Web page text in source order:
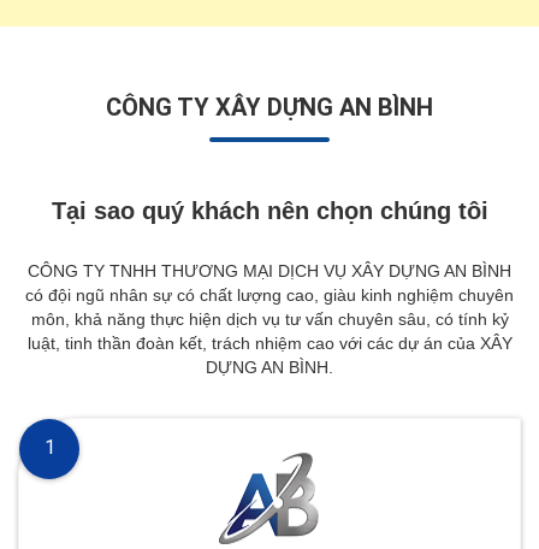
CÔNG TY XÂY DỰNG AN BÌNH
Tại sao quý khách nên chọn chúng tôi
CÔNG TY TNHH THƯƠNG MẠI DỊCH VỤ XÂY DỰNG AN BÌNH
có đội ngũ nhân sự có chất lượng cao, giàu kinh nghiệm chuyên
môn, khả năng thực hiện dịch vụ tư vấn chuyên sâu, có tính kỷ
luật, tinh thần đoàn kết, trách nhiệm cao với các dự án của XÂY
DỰNG AN BÌNH.
1